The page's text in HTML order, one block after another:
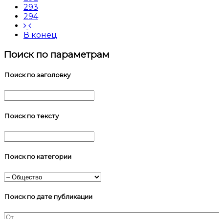
293
294
В конец
Поиск по параметрам
Поиск по заголовку
Поиск по тексту
Поиск по категории
Поиск по дате публикации